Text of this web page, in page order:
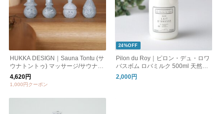
HUKKA DESIGN｜Sauna Tontu (サ
ウナトントゥ) マッサージ/サウナス
トーン
4,620円
1,000円クーポン
24%OFF
Pilon du Roy｜ピロン・デュ・ロワ
バスボム ロバミルク 500ml 天然成
分 無添加 フランス
2,000円